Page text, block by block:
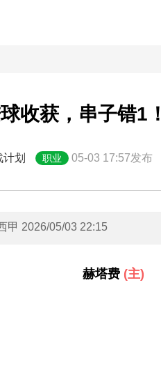
收获，串子错1
划 职业 05-03 17:57发布
甲 2026/05/03 22:15
赫塔费 (主)